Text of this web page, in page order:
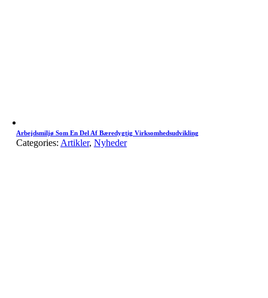
Arbejdsmiljø Som En Del Af Bæredygtig Virksomhedsudvikling
Categories: Artikler, Nyheder